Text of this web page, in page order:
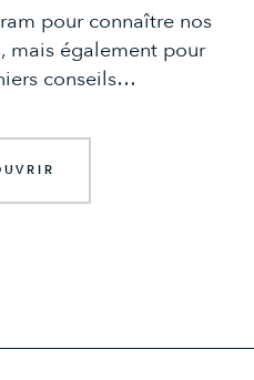
pour connaître nos
mais également pour
conseils…